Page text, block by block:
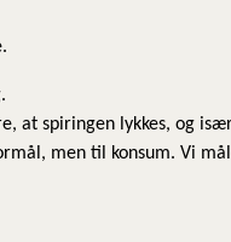
at spiringen lykkes, og
men til konsum. Vi